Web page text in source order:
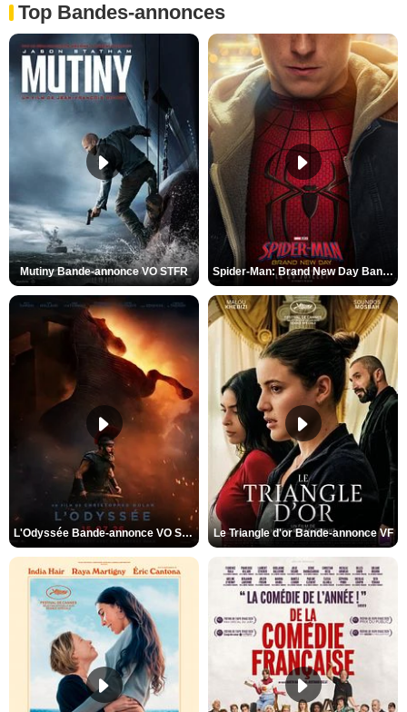
Top Bandes-annonces
Mutiny Bande-annonce VO STFR Spider-Man: Brand New Day Bande-annonce VO STFR
L'Odyssée Bande-annonce VO STFR Le Triangle d'or Bande-annonce VF